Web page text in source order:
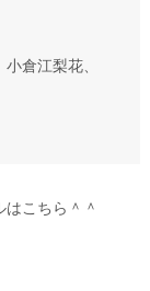
倉江梨花、
こちら＾＾